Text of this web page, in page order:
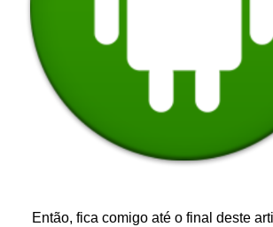
Então, fica comigo até o final deste